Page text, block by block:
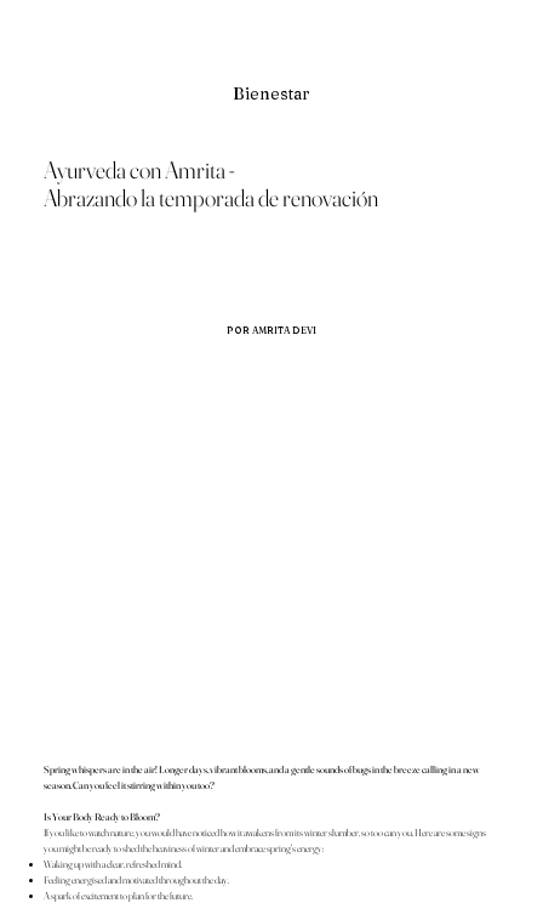
Bienestar
Ayurveda con Amrita -
Abrazando la temporada de renovación
POR AMRITA DEVI
Spring whispers are in the air! Longer days, vibrant blooms, and a gentle sounds of bugs in the breeze calling in a new
season. Can you feel it stirring within you too?
Is Your Body Ready to Bloom?
If you like to watch nature, you would have noticed how it awakens from its winter slumber, so too can you. Here are some signs
you might be ready to shed the heaviness of winter and embrace spring's energy:
Waking up with a clear, refreshed mind.
Feeling energised and motivated throughout the day.
A spark of excitement to plan for the future.